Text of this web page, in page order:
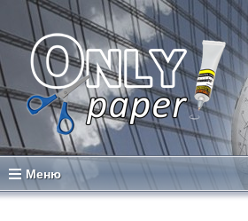
Меню